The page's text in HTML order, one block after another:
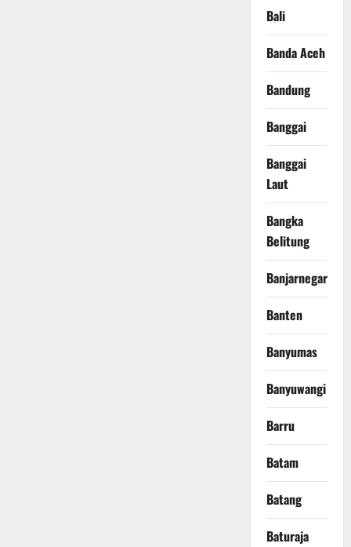
Bali
Banda Aceh
Bandung
Banggai
Banggai
Laut
Bangka
Belitung
Banjarnegara
Banten
Banyumas
Banyuwangi
Barru
Batam
Batang
Baturaja